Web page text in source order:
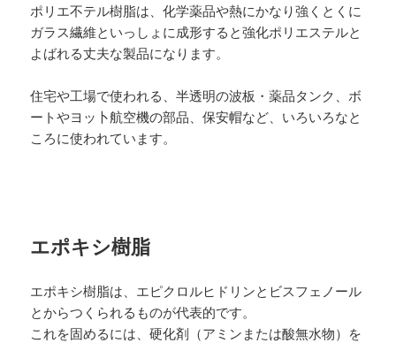
ポリエ不テル樹脂は、化学薬品や熱にかなり強くとくに
ガラス繊維といっしょに成形すると強化ポリエステルと
よばれる丈夫な製品になります。
住宅や工場で使われる、半透明の波板・薬品タンク、ボ
ートやヨッ卜航空機の部品、保安帽など、いろいろなと
ころに使われています。
エポキシ樹脂
エポキシ樹脂は、エピクロルヒドリンとビスフェノール
とからつくられるものが代表的です。
これを固めるには、硬化剤（アミンまたは酸無水物）を